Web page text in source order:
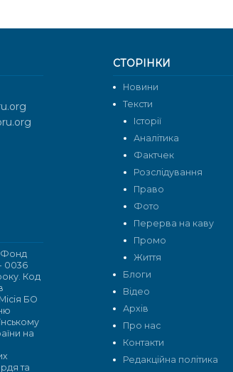
0036
Код
БО
на
та
СТОРІНКИ
Новини
Тексти
Історії
Аналітика
Фактчек
Розслідування
Право
Фото
Перерва на каву
Промо
Життя
Блоги
Відео
Архів
Про нас
Контакти
Редакційна політика